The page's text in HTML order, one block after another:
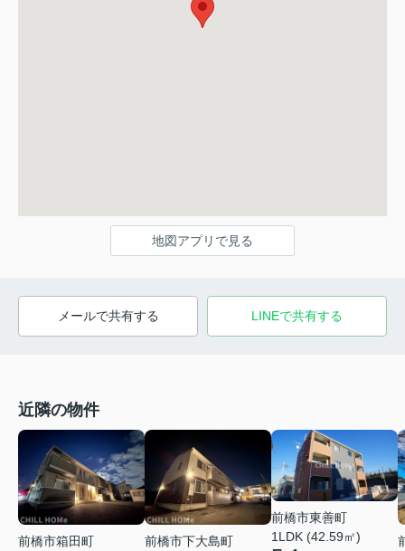
地図アプリで見る
メールで共有する LINEで共有する
近隣の物件
前橋市箱田町
前橋市下大島町
前橋市東善町
1LDK (42.59㎡)